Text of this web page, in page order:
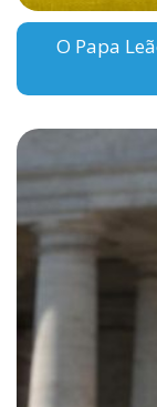
O Papa